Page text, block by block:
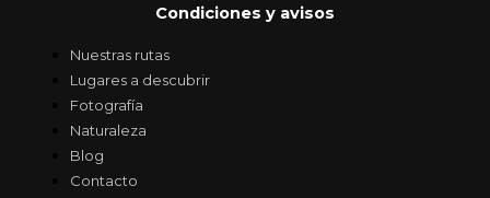
Condiciones y avisos
Nuestras rutas
Lugares a descubrir
Fotografía
Naturaleza
Blog
Contacto